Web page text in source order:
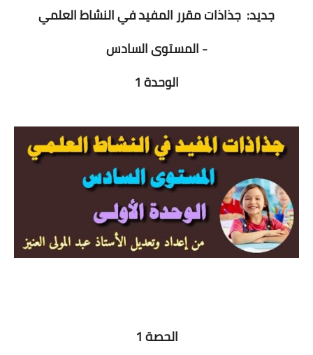
جديد: جذاذات مقرر المفيد في النشاط العلمي
- المستوى السادس
الوحدة 1
الحصة 1